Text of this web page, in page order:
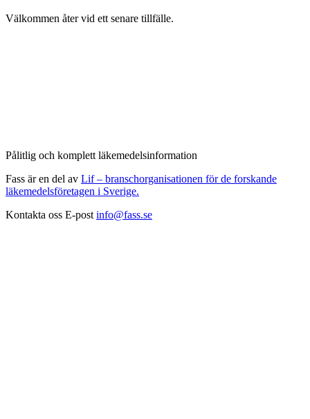
Välkommen åter vid ett senare tillfälle.
Pålitlig och komplett läkemedelsinformation
Fass är en del av Lif – branschorganisationen för de forskande
läkemedelsföretagen i Sverige.
Kontakta oss E-post info@fass.se